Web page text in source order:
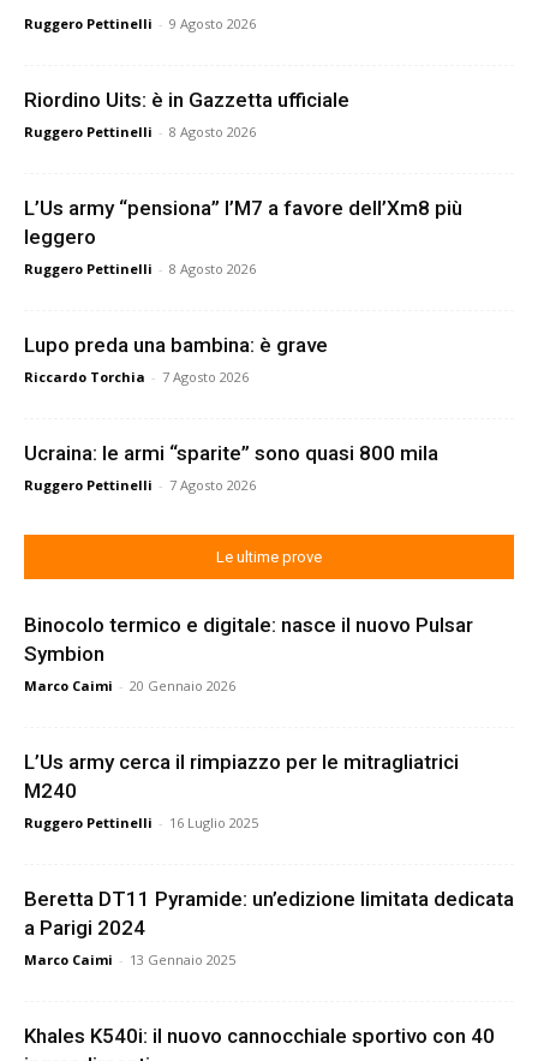
Ruggero Pettinelli - 9 Agosto 2026
Riordino Uits: è in Gazzetta ufficiale
Ruggero Pettinelli - 8 Agosto 2026
L’Us army “pensiona” l’M7 a favore dell’Xm8 più
leggero
Ruggero Pettinelli - 8 Agosto 2026
Lupo preda una bambina: è grave
Riccardo Torchia - 7 Agosto 2026
Ucraina: le armi “sparite” sono quasi 800 mila
Ruggero Pettinelli - 7 Agosto 2026
Le ultime prove
Binocolo termico e digitale: nasce il nuovo Pulsar
Symbion
Marco Caimi - 20 Gennaio 2026
L’Us army cerca il rimpiazzo per le mitragliatrici
M240
Ruggero Pettinelli - 16 Luglio 2025
Beretta DT11 Pyramide: un’edizione limitata dedicata
a Parigi 2024
Marco Caimi - 13 Gennaio 2025
Khales K540i: il nuovo cannocchiale sportivo con 40